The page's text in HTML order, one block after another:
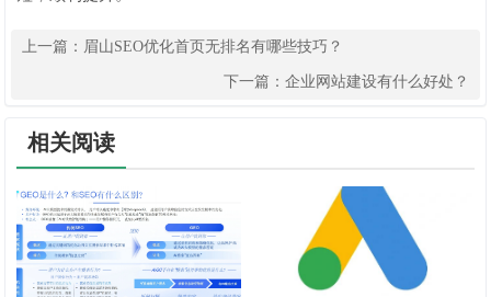
上一篇： 眉山SEO优化首页无排名有哪些技巧？
下一篇： 企业网站建设有什么好处？
相关阅读